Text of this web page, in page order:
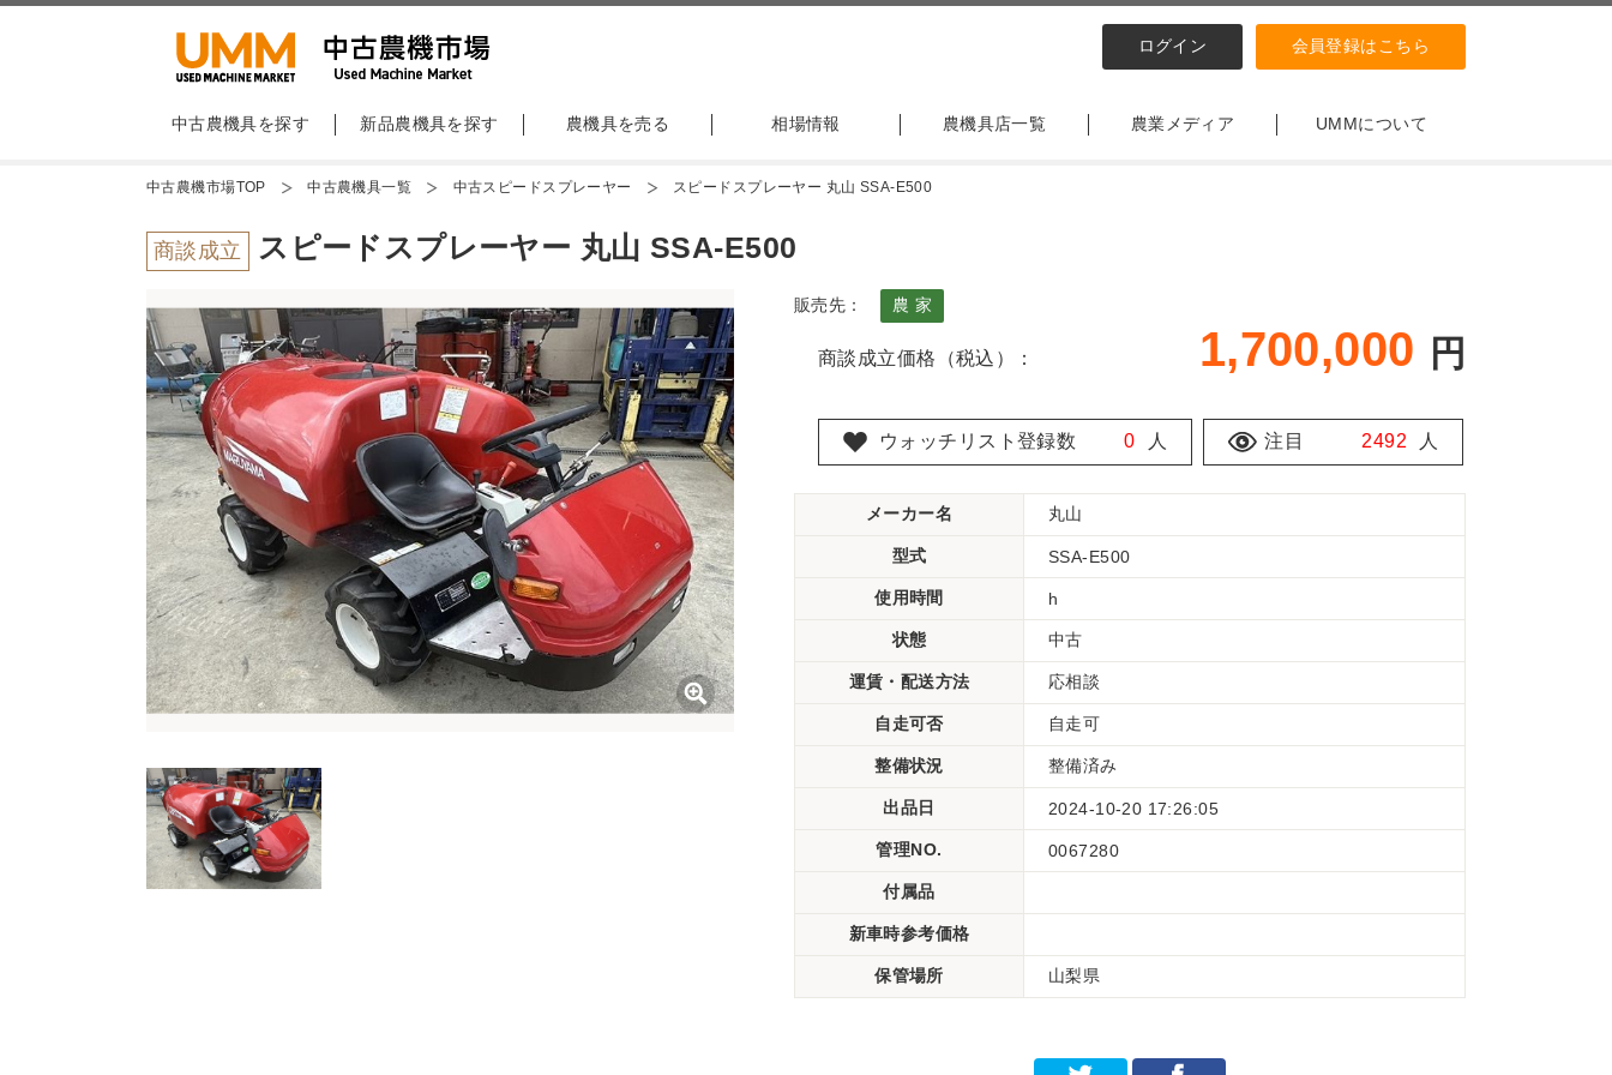
ログイン 会員登録はこちら
中古農機具を探す 新品農機具を探す 農機具を売る 相場情報 農機具店一覧 農業メディア UMMについて
中古農機市場TOP 中古農機具一覧 中古スピードスプレーヤー スピードスプレーヤー 丸山 SSA-E500
商談成立 スピードスプレーヤー 丸山 SSA-E500
販売先： 農 家
商談成立価格（税込）： 1,700,000 円
ウォッチリスト登録数 0 人 注目 2492 人
メーカー名 丸山
型式 SSA-E500
使用時間 h
状態 中古
運賃・配送方法 応相談
自走可否 自走可
整備状況 整備済み
出品日 2024-10-20 17:26:05
管理NO. 0067280
付属品
新車時参考価格
保管場所 山梨県